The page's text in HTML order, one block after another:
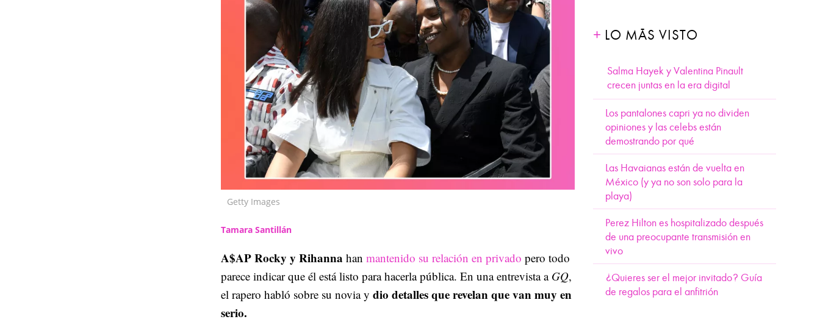
LO MÁS VISTO
Salma Hayek y Valentina Pinault
crecen juntas en la era digital
Los pantalones capri ya no dividen
opiniones y las celebs están
demostrando por qué
Las Havaianas están de vuelta en
México (y ya no son solo para la
playa)
Perez Hilton es hospitalizado después
de una preocupante transmisión en
vivo
¿Quieres ser el mejor invitado? Guía
de regalos para el anfitrión
Getty Images
Tamara Santillán
A$AP Rocky y Rihanna han mantenido su relación en privado pero todo
parece indicar que él está listo para hacerla pública. En una entrevista aGQ,
el rapero habló sobre su novia y dio detalles que revelan que van muy en
serio.